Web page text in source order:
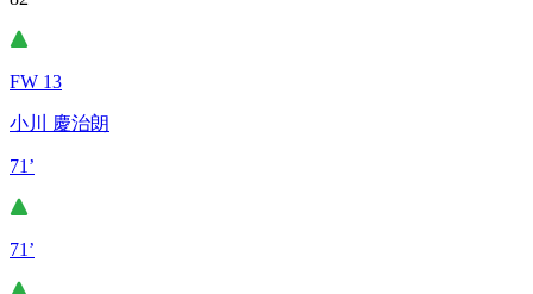
FW 13
小川 慶治朗
71’
71’